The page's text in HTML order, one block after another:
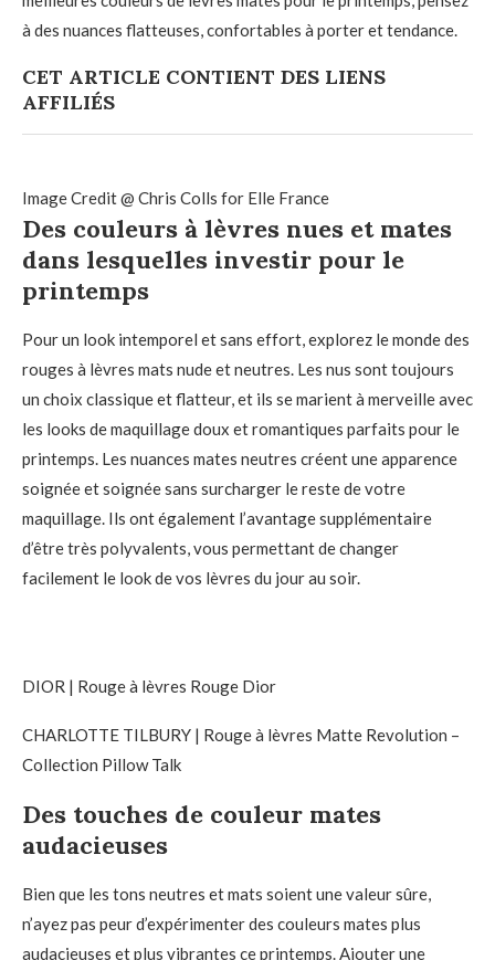
à des nuances flatteuses, confortables à porter et tendance.
CET ARTICLE CONTIENT DES LIENS
AFFILIÉS
Image Credit @ Chris Colls for Elle France
Des couleurs à lèvres nues et mates
dans lesquelles investir pour le
printemps
Pour un look intemporel et sans effort, explorez le monde des
rouges à lèvres mats nude et neutres. Les nus sont toujours
un choix classique et flatteur, et ils se marient à merveille avec
les looks de maquillage doux et romantiques parfaits pour le
printemps. Les nuances mates neutres créent une apparence
soignée et soignée sans surcharger le reste de votre
maquillage. Ils ont également l’avantage supplémentaire
d’être très polyvalents, vous permettant de changer
facilement le look de vos lèvres du jour au soir.
DIOR | Rouge à lèvres Rouge Dior
CHARLOTTE TILBURY | Rouge à lèvres Matte Revolution –
Collection Pillow Talk
Des touches de couleur mates
audacieuses
Bien que les tons neutres et mats soient une valeur sûre,
n’ayez pas peur d’expérimenter des couleurs mates plus
audacieuses et plus vibrantes ce printemps. Ajouter une